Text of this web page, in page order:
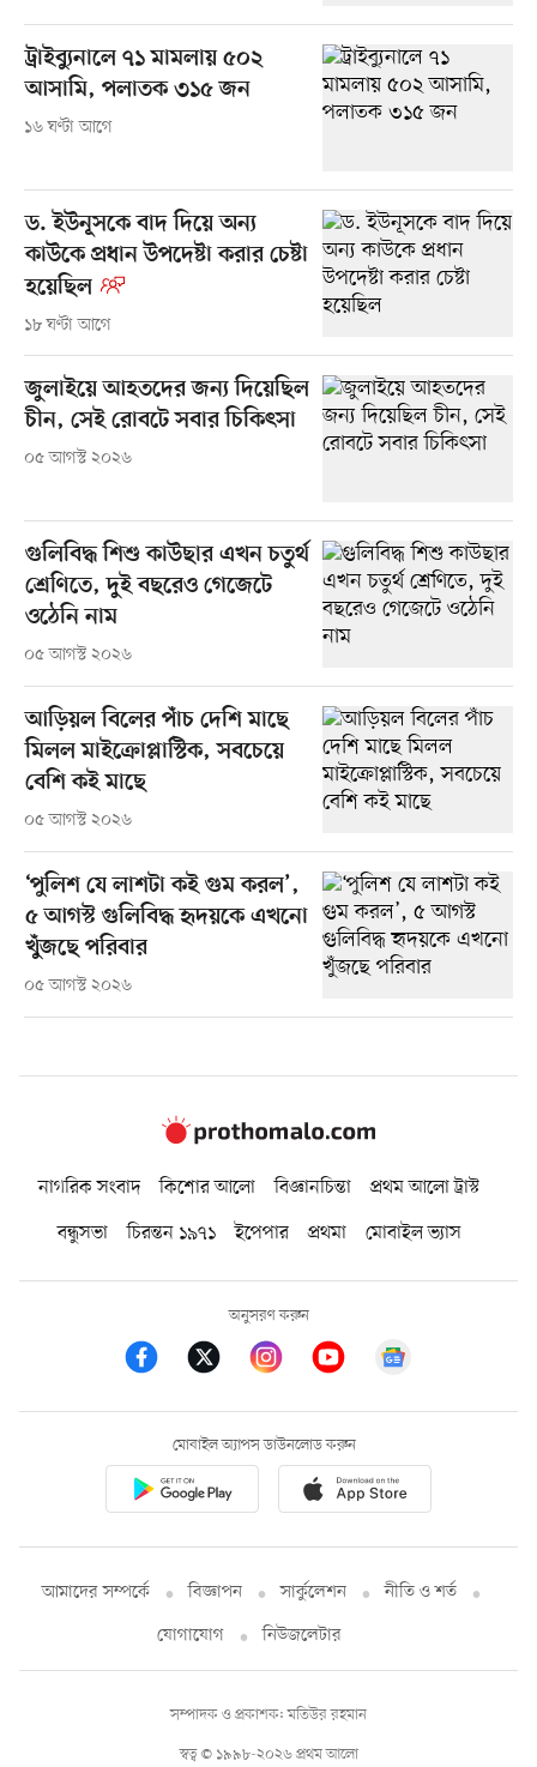
ট্রাইব্যুনালে ৭১ মামলায় ৫০২
আসামি, পলাতক ৩১৫ জন
১৬ ঘণ্টা আগে
ড. ইউনূসকে বাদ দিয়ে অন্য
কাউকে প্রধান উপদেষ্টা করার চেষ্টা
হয়েছিল
১৮ ঘণ্টা আগে
জুলাইয়ে আহতদের জন্য দিয়েছিল
চীন, সেই রোবটে সবার চিকিৎসা
০৫ আগস্ট ২০২৬
গুলিবিদ্ধ শিশু কাউছার এখন চতুর্থ
শ্রেণিতে, দুই বছরেও গেজেটে
ওঠেনি নাম
০৫ আগস্ট ২০২৬
আড়িয়ল বিলের পাঁচ দেশি মাছে
মিলল মাইক্রোপ্লাস্টিক, সবচেয়ে
বেশি কই মাছে
০৫ আগস্ট ২০২৬
‘পুলিশ যে লাশটা কই গুম করল’,
৫ আগস্ট গুলিবিদ্ধ হৃদয়কে এখনো
খুঁজছে পরিবার
০৫ আগস্ট ২০২৬
নাগরিক সংবাদ কিশোর আলো বিজ্ঞানচিন্তা
প্রথম আলো ট্রাস্ট
বন্ধুসভা
চিরন্তন ১৯৭১ ইপেপার প্রথমা মোবাইল ভ্যাস
অনুসরণ করুন
মোবাইল অ্যাপস ডাউনলোড করুন
আমাদের সম্পর্কে বিজ্ঞাপন সার্কুলেশন
নীতি ও শর্ত
যোগাযোগ
নিউজলেটার
স্বত্ব © ১৯৯৮-২০২৬ প্রথম আলো
সম্পাদক ও প্রকাশক: মতিউর রহমান